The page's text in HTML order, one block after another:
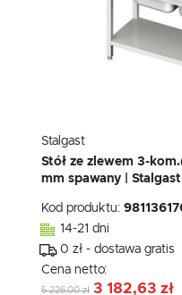
Stalgast
Stół ze zlewem 3-
mm spawany | Stalgast
Kod produktu:
14-21 dni
0 zł - dostawa gratis
Cena netto:
5 226,00 zł 3 182,63 zł